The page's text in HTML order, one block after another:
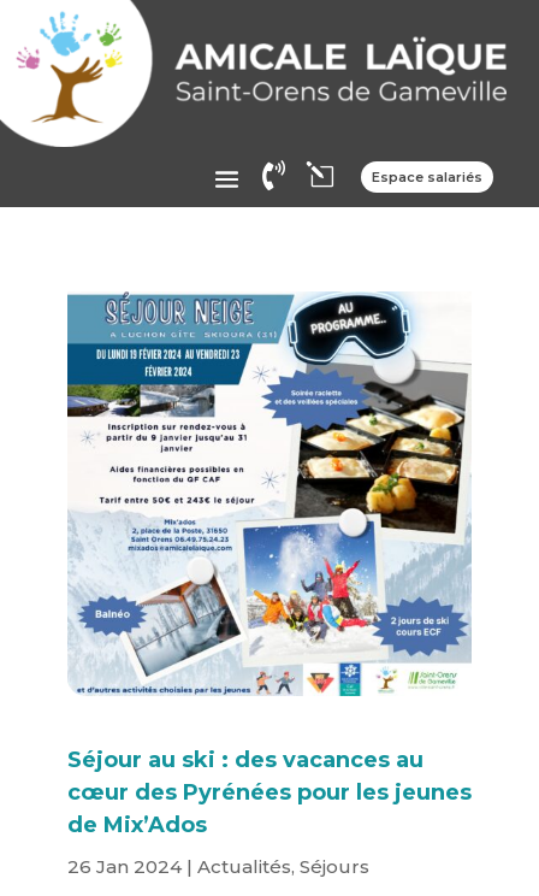
 l Espace salariés
Séjour au ski : des vacances au
cœur des Pyrénées pour les jeunes
de Mix’Ados
26 Jan 2024 | Actualités, Séjours